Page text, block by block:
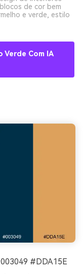
de cor bem
e verde, estilo
Verde Com IA
#DDA15E